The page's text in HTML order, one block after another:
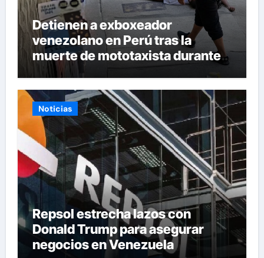
Detienen a exboxeador
venezolano en Perú tras la
muerte de mototaxista durante
una riña
Noticias
Repsol estrecha lazos con
Donald Trump para asegurar
negocios en Venezuela